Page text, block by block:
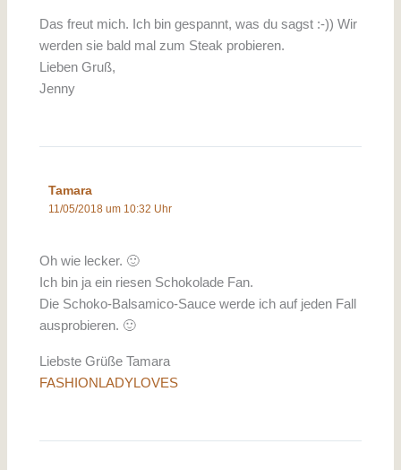
Das freut mich. Ich bin gespannt, was du sagst :-)) Wir
werden sie bald mal zum Steak probieren.
Lieben Gruß,
Jenny
Tamara
11/05/2018 um 10:32 Uhr
Oh wie lecker. 🙂
Ich bin ja ein riesen Schokolade Fan.
Die Schoko-Balsamico-Sauce werde ich auf jeden Fall
ausprobieren. 🙂
Liebste Grüße Tamara
FASHIONLADYLOVES